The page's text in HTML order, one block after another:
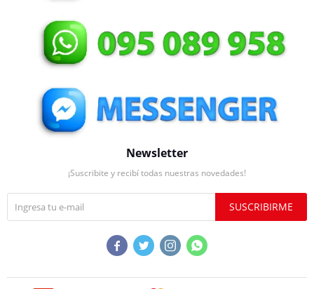
Newsletter
¡Suscribite y recibí todas nuestras novedades!
SUSCRIBIRME
   